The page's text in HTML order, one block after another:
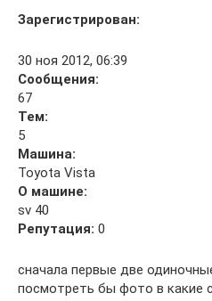
Зарегистрирован:
30 ноя 2012, 06:39
Сообщения:
67
Тем:
5
Машина:
Toyota Vista
О машине:
sv 40
Репутация: 0
сначала первые две
посмотреть бы фото в какие